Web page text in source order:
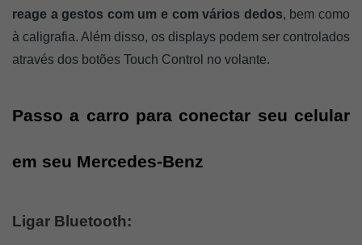
reage a gestos com um e com vários dedos, bem como
à caligrafia. Além disso, os displays podem ser controlados
através dos botões Touch Control no volante.
Passo a carro para conectar seu celular
em seu Mercedes-Benz
Ligar Bluetooth: